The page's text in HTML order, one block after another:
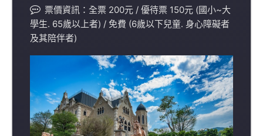
票價資訊：全票 200元 / 優待票 150元 (國小~大
學生. 65歲以上者) / 免費 (6歲以下兒童. 身心障礙者
及其陪伴者)